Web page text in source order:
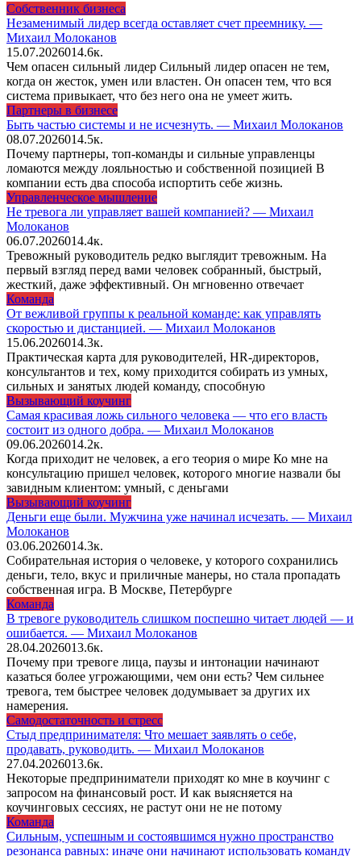
Собственник бизнеса
Незаменимый лидер всегда оставляет счет преемнику. —
Михаил Молоканов
15.07.2026014.6к.
Чем опасен сильный лидер Сильный лидер опасен не тем,
когда он жесток, умен или властен. Он опасен тем, что вся
система привыкает, что без него она не умеет жить.
Партнеры в бизнесе
Быть частью системы и не исчезнуть. — Михаил Молоканов
08.07.2026014.5к.
Почему партнеры, топ-команды и сильные управленцы
ломаются между лояльностью и собственной позицией В
компании есть два способа испортить себе жизнь.
Управленческое мышление
Не тревога ли управляет вашей компанией? — Михаил
Молоканов
06.07.2026014.4к.
Тревожный руководитель редко выглядит тревожным. На
первый взгляд перед вами человек собранный, быстрый,
жесткий, даже эффективный. Он мгновенно отвечает
Команда
От вежливой группы к реальной команде: как управлять
скоростью и дистанцией. — Михаил Молоканов
15.06.2026014.3к.
Практическая карта для руководителей, HR-директоров,
консультантов и тех, кому приходится собирать из умных,
сильных и занятых людей команду, способную
Вызывающий коучинг
Самая красивая ложь сильного человека — что его власть
состоит из одного добра. — Михаил Молоканов
09.06.2026014.2к.
Когда приходит не человек, а его теория о мире Ко мне на
консультацию пришел человек, которого многие назвали бы
завидным клиентом: умный, с деньгами
Вызывающий коучинг
Деньги еще были. Мужчина уже начинал исчезать. — Михаил
Молоканов
03.06.2026014.3к.
Собирательная история о человеке, у которого сохранились
деньги, тело, вкус и приличные манеры, но стала пропадать
собственная игра. В Москве, Петербурге
Команда
В тревоге руководитель слишком поспешно читает людей — и
ошибается. — Михаил Молоканов
28.04.2026013.6к.
Почему при тревоге лица, паузы и интонации начинают
казаться более угрожающими, чем они есть? Чем сильнее
тревога, тем быстрее человек додумывает за других их
намерения.
Самодостаточность и стресс
Стыд предпринимателя: Что мешает заявлять о себе,
продавать, руководить. — Михаил Молоканов
27.04.2026013.6к.
Некоторые предприниматели приходят ко мне в коучинг с
запросом на финансовый рост. И как выясняется на
коучинговых сессиях, не растут они не не потому
Команда
Сильным, успешным и состоявшимся нужно пространство
резонанса равных: иначе они начинают использовать команду